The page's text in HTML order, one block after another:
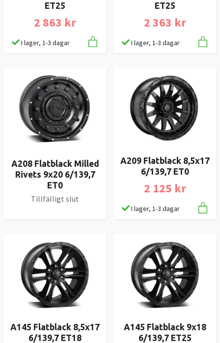
ET25
2 863 kr
I lager, 1-3 dagar
ET25
2 363 kr
I lager, 1-3 dagar
A208 Flatblack Milled
Rivets 9x20 6/139,7
ET0
Tillfälligt slut
A209 Flatblack 8,5x17
6/139,7 ET0
2 125 kr
I lager, 1-3 dagar
A145 Flatblack 8,5x17
6/139,7 ET18
A145 Flatblack 9x18
6/139,7 ET25